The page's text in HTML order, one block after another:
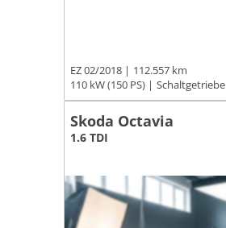
EZ 02/2018
112.557 km
110 kW (150 PS)
Schaltgetriebe
Skoda Octavia
1.6 TDI